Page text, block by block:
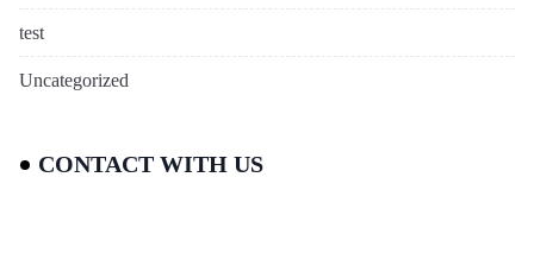
test
Uncategorized
CONTACT WITH US